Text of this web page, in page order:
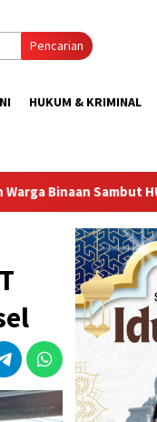
Pencarian
HUKUM & KRIMINAL
81 Lapas